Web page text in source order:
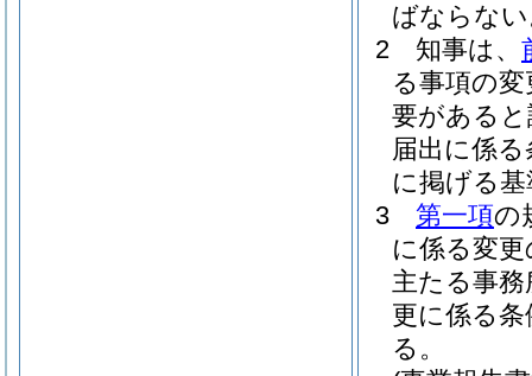
ばならな
2
知事は、
る事項の
要がある
届出に係
に掲げる
3
第一項の
に係る変
主たる事
更に係る
る。